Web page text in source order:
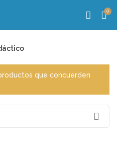
0
que concuerden